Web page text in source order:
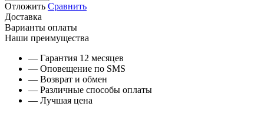
Отложить Сравнить
Доставка
Варианты оплаты
Наши преимущества
— Гарантия 12 месяцев
— Оповещение по SMS
— Возврат и обмен
— Различные способы оплаты
— Лучшая цена